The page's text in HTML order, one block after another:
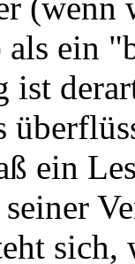
als ein
ist
ein